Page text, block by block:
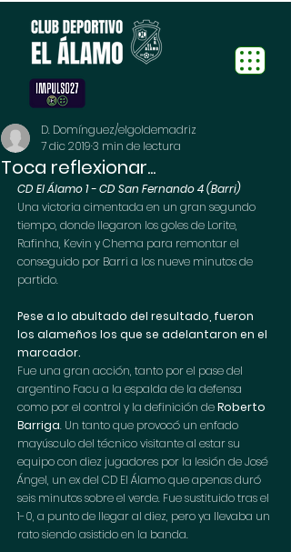
Toca reflexionar...
D. Domínguez/elgoldemadriz
7 dic 20193 min de lectura
CD El Álamo 1 - CD San Fernando 4 (Barri)
Una victoria cimentada en un gran segundo
tiempo, donde llegaron los goles de Lorite,
Rafinha, Kevin y Chema para remontar el
conseguido por Barri a los nueve minutos de
partido.
Pese a lo abultado del resultado, fueron
los alameños los que se adelantaron en el
marcador.
Fue una gran acción, tanto por el pase del
argentino Facu a la espalda de la defensa
como por el control y la definición de Roberto
Barriga. Un tanto que provocó un enfado
mayúsculo del técnico visitante al estar su
equipo con diez jugadores por la lesión de José
Ángel, un ex del CD El Álamo que apenas duró
seis minutos sobre el verde. Fue sustituido tras el
1-0, a punto de llegar al diez, pero ya llevaba un
rato siendo asistido en la banda.